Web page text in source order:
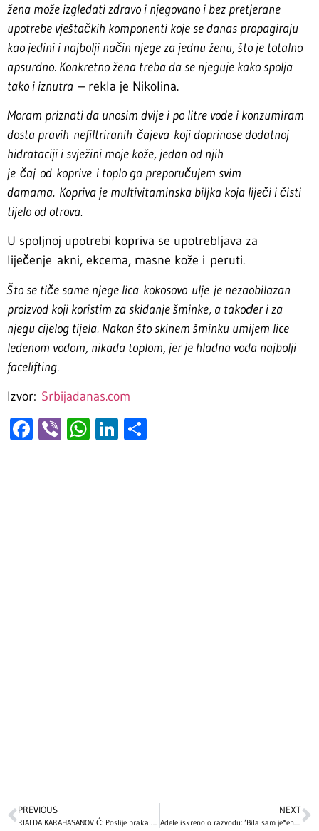
žena može izgledati zdravo i njegovano i bez pretjerane
upotrebe vještačkih komponenti koje se danas propagiraju
kao jedini i najbolji način njege za jednu ženu, što je totalno
apsurdno. Konkretno žena treba da se njeguje kako spolja
tako i iznutra – rekla je Nikolina.
Moram priznati da unosim dvije i po litre vode i konzumiram
dosta pravih nefiltriranih čajeva koji doprinose dodatnoj
hidrataciji i svježini moje kože, jedan od njih
je čaj od koprive i toplo ga preporučujem svim
damama. Kopriva je multivitaminska biljka koja liječi i čisti
tijelo od otrova.
U spoljnoj upotrebi kopriva se upotrebljava za
liječenje akni, ekcema, masne kože i peruti.
Što se tiče same njege lica kokosovo ulje je nezaobilazan
proizvod koji koristim za skidanje šminke, a također i za
njegu cijelog tijela. Nakon što skinem šminku umijem lice
ledenom vodom, nikada toplom, jer je hladna voda najbolji
facelifting.
Izvor: Srbijadanas.com
Facebook
ViberWhatsApp
LinkedIn
PREVIOUS
RIALDA KARAHASANOVIĆ: Poslije braka me spasilo čudo
NEXT
Adele iskreno o razvodu: ‘Bila sam je*eno shrvana